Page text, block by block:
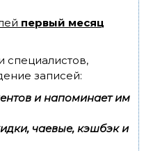
первый месяц
специалистов,
записей:
и напоминает им
чаевые, кэшбэк и